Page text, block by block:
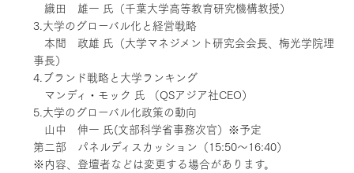
織田 雄一 氏（千葉大学高等教育研究機構教授）
3.大学のグローバル化と経営戦略
本間 政雄 氏（大学マネジメント研究会会長、梅光学院理
事長）
4.ブランド戦略と大学ランキング
マンディ・モック 氏 （QSアジア社CEO）
5.大学のグローバル化政策の動向
山中 伸一 氏(文部科学省事務次官）※予定
第二部 パネルディスカッション（15:50～16:40）
※内容、登壇者などは変更する場合があります。